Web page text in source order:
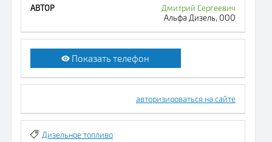
Дмитрий Сергеевич
Альфа Дизель, ООО
Показать телефон
авторизироваться на сайте
Дизельное топливо